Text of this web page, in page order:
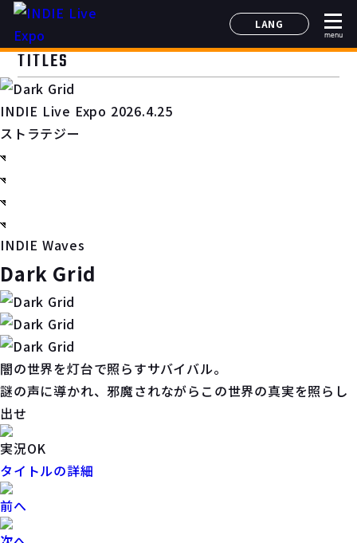
LANG
日本語
menu
TITLES
INDIE Live Expo 2026.4.25
ストラテジー
INDIE Waves
Dark Grid
闇の世界を灯台で照らすサバイバル。
謎の声に導かれ、邪魔されながらこの世界の真実を照らし
出せ
実況OK
タイトルの詳細
前へ